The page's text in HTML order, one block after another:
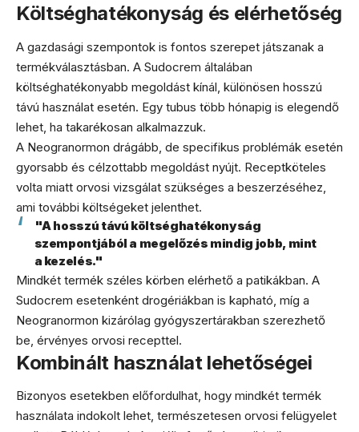
Költséghatékonyság és elérhetőség
A gazdasági szempontok is fontos szerepet játszanak a
termékválasztásban. A Sudocrem általában
költséghatékonyabb megoldást kínál, különösen hosszú
távú használat esetén. Egy tubus több hónapig is elegendő
lehet, ha takarékosan alkalmazzuk.
A Neogranormon drágább, de specifikus problémák esetén
gyorsabb és célzottabb megoldást nyújt. Receptköteles
volta miatt orvosi vizsgálat szükséges a beszerzéséhez,
ami további költségeket jelenthet.
"A hosszú távú költséghatékonyság
szempontjából a megelőzés mindig jobb, mint
a kezelés."
Mindkét termék széles körben elérhető a patikákban. A
Sudocrem esetenként drogériákban is kapható, míg a
Neogranormon kizárólag gyógyszertárakban szerezhető
be, érvényes orvosi recepttel.
Kombinált használat lehetőségei
Bizonyos esetekben előfordulhat, hogy mindkét termék
használata indokolt lehet, természetesen orvosi felügyelet